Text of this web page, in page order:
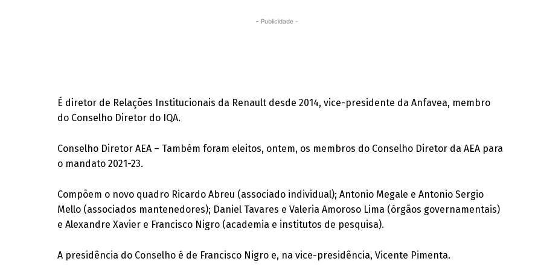
- Publicidade -
É diretor de Relações Institucionais da Renault desde 2014, vice-presidente da Anfavea, membro
do Conselho Diretor do IQA.
Conselho Diretor AEA – Também foram eleitos, ontem, os membros do Conselho Diretor da AEA para
o mandato 2021-23.
Compõem o novo quadro Ricardo Abreu (associado individual); Antonio Megale e Antonio Sergio
Mello (associados mantenedores); Daniel Tavares e Valeria Amoroso Lima (órgãos governamentais)
e Alexandre Xavier e Francisco Nigro (academia e institutos de pesquisa).
A presidência do Conselho é de Francisco Nigro e, na vice-presidência, Vicente Pimenta.